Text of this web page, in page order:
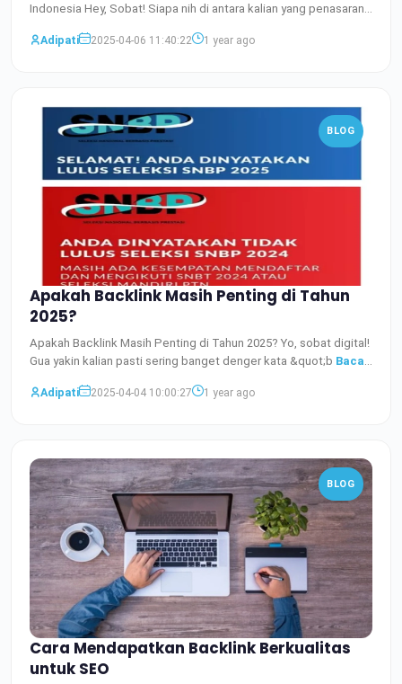
Indonesia Hey, Sobat! Siapa nih di antara kalian yang penasaran
Adipati
2025-04-06 11:40:22 1 year ago
BLOG
Apakah Backlink Masih Penting di Tahun
2025?
Apakah Backlink Masih Penting di Tahun 2025? Yo, sobat digital!
Gua yakin kalian pasti sering banget denger kata &quot;b Baca
Adipati
2025-04-04 10:00:27 1 year ago
BLOG
Cara Mendapatkan Backlink Berkualitas
untuk SEO